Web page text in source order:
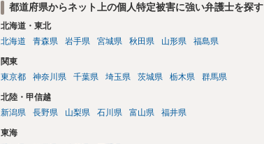
都道府県からネット上の個人特定被害に強い弁護士を探す
北海道・東北
北海道
青森県 岩手県 宮城県 秋田県 山形県 福島県
関東
東京都
神奈川県 千葉県 埼玉県 茨城県 栃木県 群馬県
北陸・甲信越
新潟県
長野県 山梨県 石川県 富山県 福井県
東海